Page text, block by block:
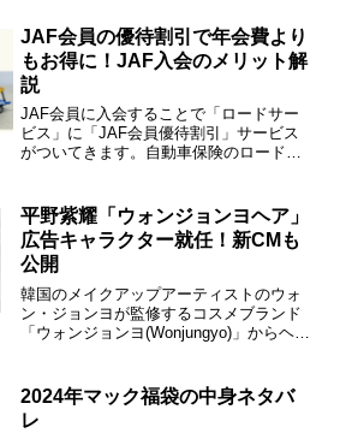
ぶりとなります。ムヒシリーズを製造、
販売する株式会社...
JAF会員の優待割引で年会費より
もお得に！JAF入会のメリット解
説
JAF会員に入会することで「ロードサー
ビス」に「JAF会員優待割引」サービス
がついてきます。自動車保険のロードサ
そのため、自家用車以外のトラブルでも
ロードサービスが適...
平野紫耀「ウォンジョンヨヘア」
広告キャラクター就任！新CMも
公開
韓国のメイクアップアーティストのウォ
ン・ジョンヨが監修するコスメブランド
「ウォンジョンヨ(Wonjungyo)」からヘア
の6種類が発売されました。広告キ...
2024年マック福袋の中身ネタバ
レ